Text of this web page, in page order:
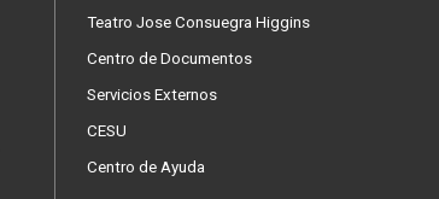
Teatro Jose Consuegra Higgins
Centro de Documentos
Servicios Externos
CESU
Centro de Ayuda